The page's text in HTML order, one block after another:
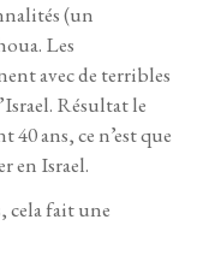
(un
Les
avec de terribles
Résultat le
40 ans, ce n’est que
en Israel.
cela fait une